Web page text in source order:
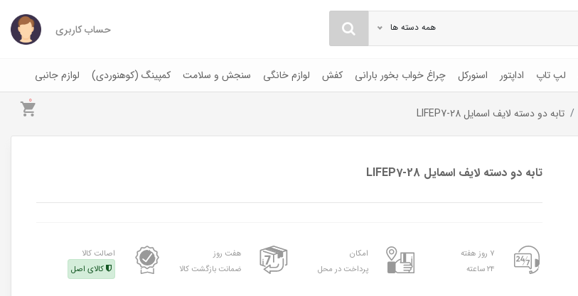
همه دسته ها حساب کاربری
لپ تاپ اداپتور اسنورکل چراغ خواب بخور بارانی کفش لوازم خانگی سنجش و سلامت کمپینگ (کوهنوردی) لوازم جانبی
0
تابه دو دسته لایف اسمایل LIFEP7-28
تابه دو دسته لایف اسمایل LIFEP7-28
۷ روز هفته
۲۴ ساعته
امکان
پرداخت در محل
هفت روز
ضمانت بازگشت کالا
اصالت کالا
کالای اصل